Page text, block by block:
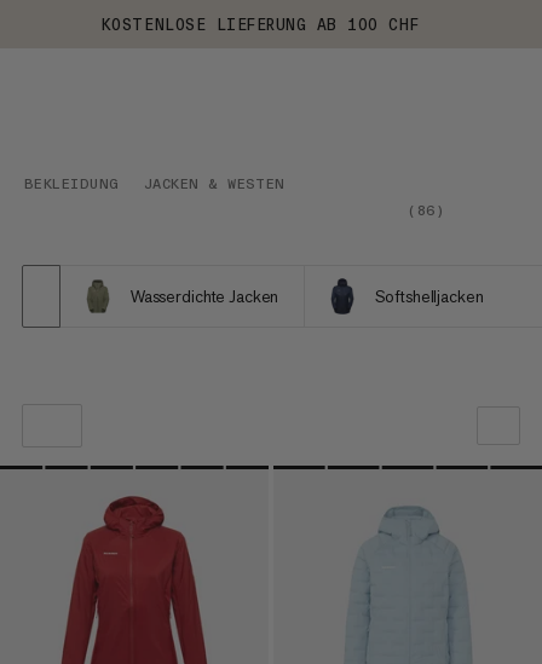
KOSTENLOSE LIEFERUNG AB 100 CHF
BEKLEIDUNG
JACKEN & WESTEN
( 86 )
Wasserdichte Jacken Softshelljacken
UNSERE EMPFEHLUNG
NIEDRIGSTER PREIS